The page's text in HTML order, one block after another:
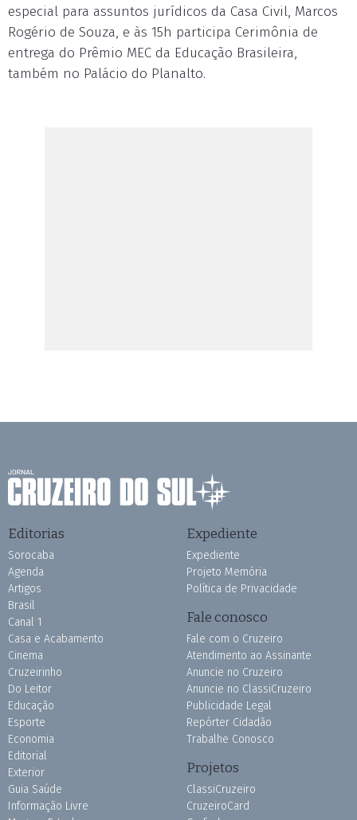
especial para assuntos jurídicos da Casa Civil, Marcos
Rogério de Souza, e às 15h participa Cerimônia de
entrega do Prêmio MEC da Educação Brasileira,
também no Palácio do Planalto.
Editorias
Sorocaba
Agenda
Artigos
Brasil
Canal 1
Casa e Acabamento
Cinema
Cruzeirinho
Do Leitor
Educação
Esporte
Economia
Editorial
Exterior
Guia Saúde
Informação Livre
Expediente
Expediente
Projeto Memória
Política de Privacidade
Fale conosco
Fale com o Cruzeiro
Atendimento ao Assinante
Anuncie no Cruzeiro
Anuncie no ClassiCruzeiro
Publicidade Legal
Repórter Cidadão
Trabalhe Conosco
Projetos
ClassiCruzeiro
CruzeiroCard